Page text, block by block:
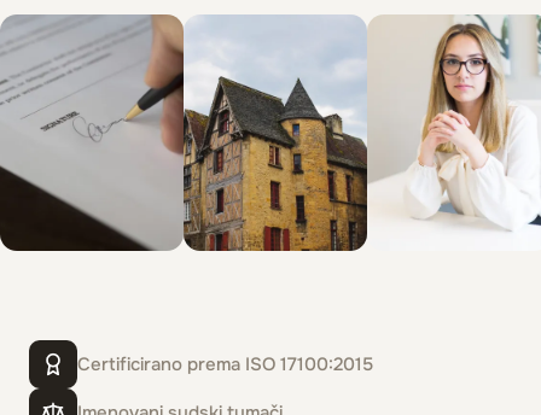
Certificirano prema ISO 17100:2015